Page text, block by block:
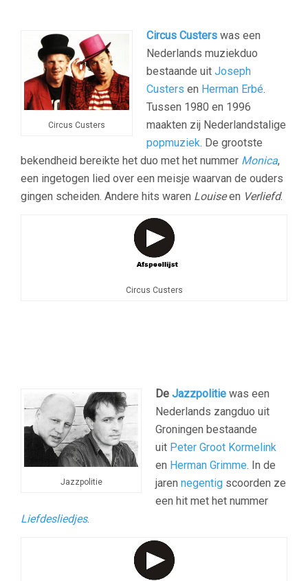
Circus Custers
Circus Custers was een
Nederlands muziekduo
bestaande uit Joseph
Custers en Herman Erbé.
Tussen 1980 en 1996
maakten zij Nederlandstalige
popmuziek. De grootste
bekendheid bereikte het duo met het nummer Monica,
een ingetogen lied over een meisje waarvan de ouders
gingen scheiden. Andere hits waren Louiseen Verliefd.
Circus Custers
Jazzpolitie
De Jazzpolitie was een
Nederlands zangduo uit
Groningen bestaande
uit Peter Groot Kormelink
en Herman Grimme. In de
jaren negentig scoorden ze
een hit met het nummer
Liefdesliedjes.